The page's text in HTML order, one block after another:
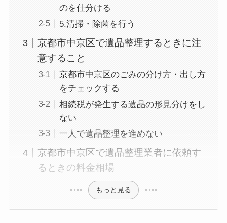
のを仕分ける
5.清掃・除菌を行う
京都市中京区で遺品整理するときに注
意すること
京都市中京区のごみの分け方・出し方
をチェックする
相続税が発生する遺品の形見分けをし
ない
一人で遺品整理を進めない
京都市中京区で遺品整理業者に依頼す
るときの料金相場
もっと見る